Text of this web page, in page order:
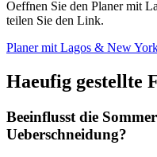
Oeffnen Sie den Planer mit
teilen Sie den Link.
Planer mit Lagos & New
Haeufig gestellte
Beeinflusst die
Ueberschneidung?